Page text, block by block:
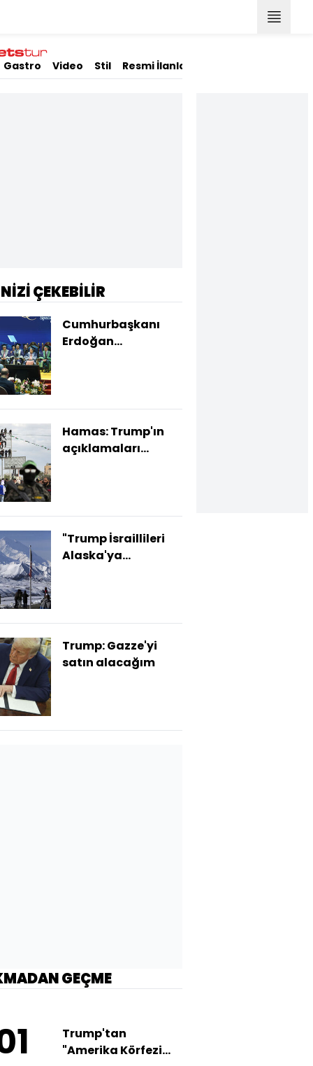
Gastro Video Stil Resmi İlanlar
ÇEKEBİLİR
Cumhurbaşkanı
Erdoğan
Hamas: Trump'ın
açıklamaları
"Trump İsraillileri
Alaska'ya
Trump: Gazze'yi
satın alacağım
GEÇME
Trump'tan
"Amerika Körfezi